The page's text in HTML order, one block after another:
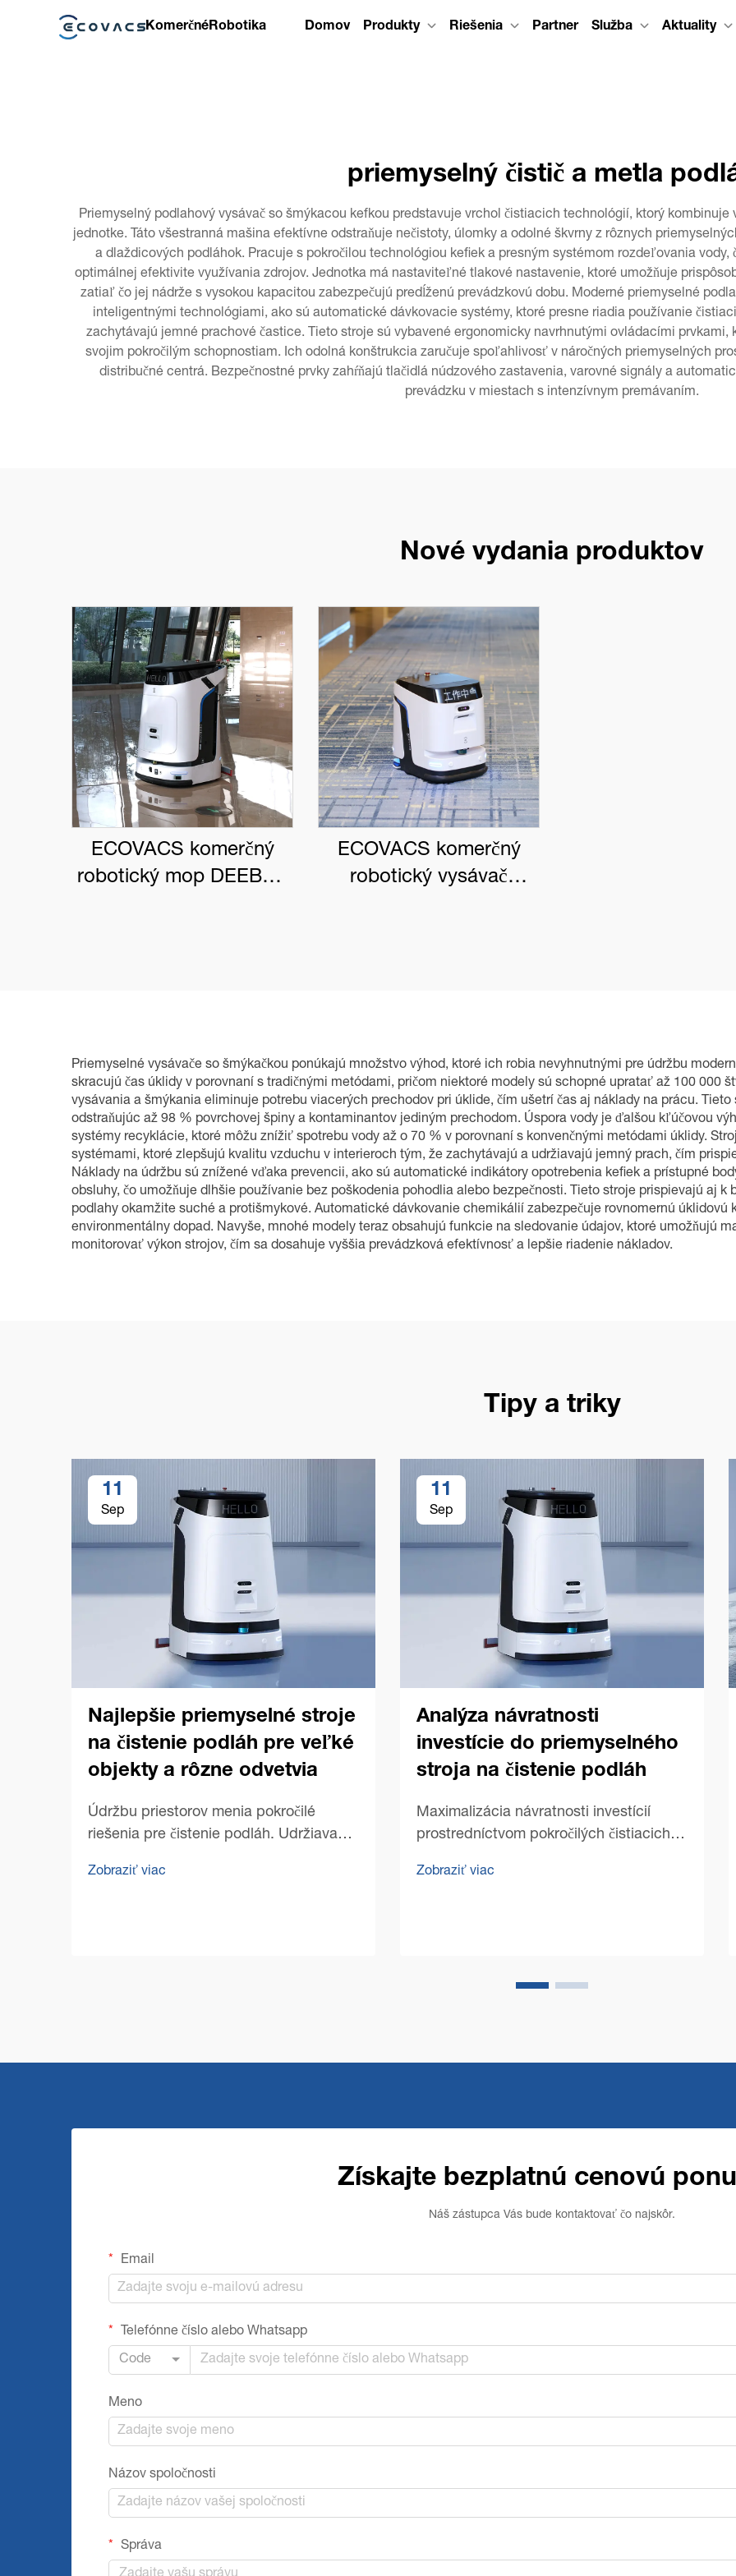
KomerčnéRobotika Domov Produkty Riešenia Partner Služba Aktuality
priemyselný čistič a metla
Priemyselný podlahový vysávač so šmýkacou kefkou predstavuje vrchol čistiacich technológií, ktorý kombinuje
jednotke. Táto všestranná mašina efektívne odstraňuje nečistoty, úlomky a odolné škvrny z rôznych
a dlaždicových podláhok. Pracuje s pokročilou technológiou kefiek a presným systémom rozdeľovania
optimálnej efektivite využívania zdrojov. Jednotka má nastaviteľné tlakové nastavenie, ktoré umožňuje
zatiaľ čo jej nádrže s vysokou kapacitou zabezpečujú predĺženú prevádzkovú dobu. Moderné priemyselné
inteligentnými technológiami, ako sú automatické dávkovacie systémy, ktoré presne riadia používanie
zachytávajú jemné prachové častice. Tieto stroje sú vybavené ergonomicky navrhnutými ovládacími
svojim pokročilým schopnostiam. Ich odolná konštrukcia zaručuje spoľahlivosť v náročných priemyselných
distribučné centrá. Bezpečnostné prvky zahŕňajú tlačidlá núdzového zastavenia, varovné signály a
prevádzku v miestach s intenzívnym premávaním.
Nové vydania produktov
ECOVACS komerčný
robotický mop DEEBOT
ECOVACS komerčný
robotický vysávač
Priemyselné vysávače so šmýkačkou ponúkajú množstvo výhod, ktoré ich robia nevyhnutnými pre údržbu
skracujú čas úklidy v porovnaní s tradičnými metódami, pričom niektoré modely sú schopné upratať až 100 000
vysávania a šmýkania eliminuje potrebu viacerých prechodov pri úklide, čím ušetrí čas aj náklady na prácu.
odstraňujúc až 98 % povrchovej špiny a kontaminantov jediným prechodom. Úspora vody je ďalšou kľúčovou
systémy recyklácie, ktoré môžu znížiť spotrebu vody až o 70 % v porovnaní s konvenčnými metódami úklidy.
systémami, ktoré zlepšujú kvalitu vzduchu v interieroch tým, že zachytávajú a udržiavajú jemný prach, čím
Náklady na údržbu sú znížené vďaka prevencii, ako sú automatické indikátory opotrebenia kefiek a prístupné
obsluhy, čo umožňuje dlhšie používanie bez poškodenia pohodlia alebo bezpečnosti. Tieto stroje prispievajú aj
podlahy okamžite suché a protišmykové. Automatické dávkovanie chemikálií zabezpečuje rovnomernú úklidovú
environmentálny dopad. Navyše, mnohé modely teraz obsahujú funkcie na sledovanie údajov, ktoré umožňujú
monitorovať výkon strojov, čím sa dosahuje vyššia prevádzková efektívnosť a lepšie riadenie nákladov.
Tipy a triky
11
Sep
Najlepšie priemyselné stroje
na čistenie podláh pre veľké
objekty a rôzne odvetvia
Údržbu priestorov menia pokročilé
riešenia pre čistenie podláh. Udržiavanie
komerčných priestoroch predstavuje
Zobraziť viac
11
Sep
Analýza návratnosti
investície do priemyselného
stroja na čistenie podláh
Maximalizácia návratnosti investícií
prostredníctvom pokročilých čistiacich
konkurenčnom obchodnom prostredí sa
Zobraziť viac
Získajte bezplatnú cenovú
Náš zástupca Vás bude kontaktovať čo najskôr.
Email
Telefónne číslo alebo Whatsapp
Code
Meno
Názov spoločnosti
Správa